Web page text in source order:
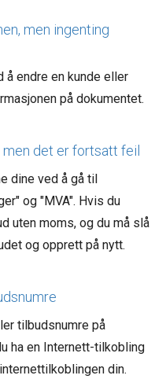
men ingenting
å endre en kunde eller
på dokumentet.
men det er fortsatt feil
dine ved å gå til
og "MVA". Hvis du
uten moms, og du må slå
og opprett på nytt.
tilbudsnumre på
ha en Internett-tilkobling
din.